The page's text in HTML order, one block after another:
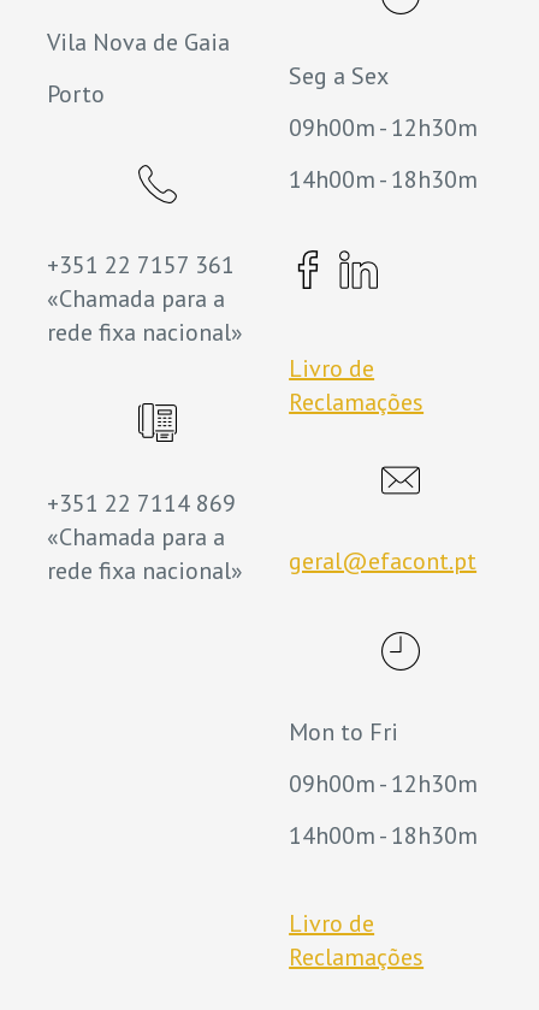
Vila Nova de Gaia
Porto
+351 22 7157 361
«Chamada para a
rede fixa nacional»
+351 22 7114 869
«Chamada para a
rede fixa nacional»
Seg a Sex
09h00m - 12h30m
14h00m - 18h30m
Livro de
Reclamações
geral@efacont.pt
Mon to Fri
09h00m - 12h30m
14h00m - 18h30m
Livro de
Reclamações